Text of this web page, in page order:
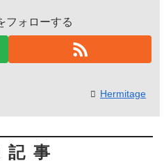
フォローする
Hermitage
記事